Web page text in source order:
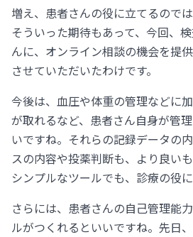
増え、患者さんの役に立てるので
そういった期待もあって、今回、
んに、オンライン相談の機会を提
させていただいたわけです。
今後は、血圧や体重の管理などに
が取れるなど、患者さん自身が管
いですね。それらの記録データの
スの内容や投薬判断も、より良い
シンプルなツールでも、診療の役に
さらには、患者さんの自己管理能
ルがつくれるといいですね。先日